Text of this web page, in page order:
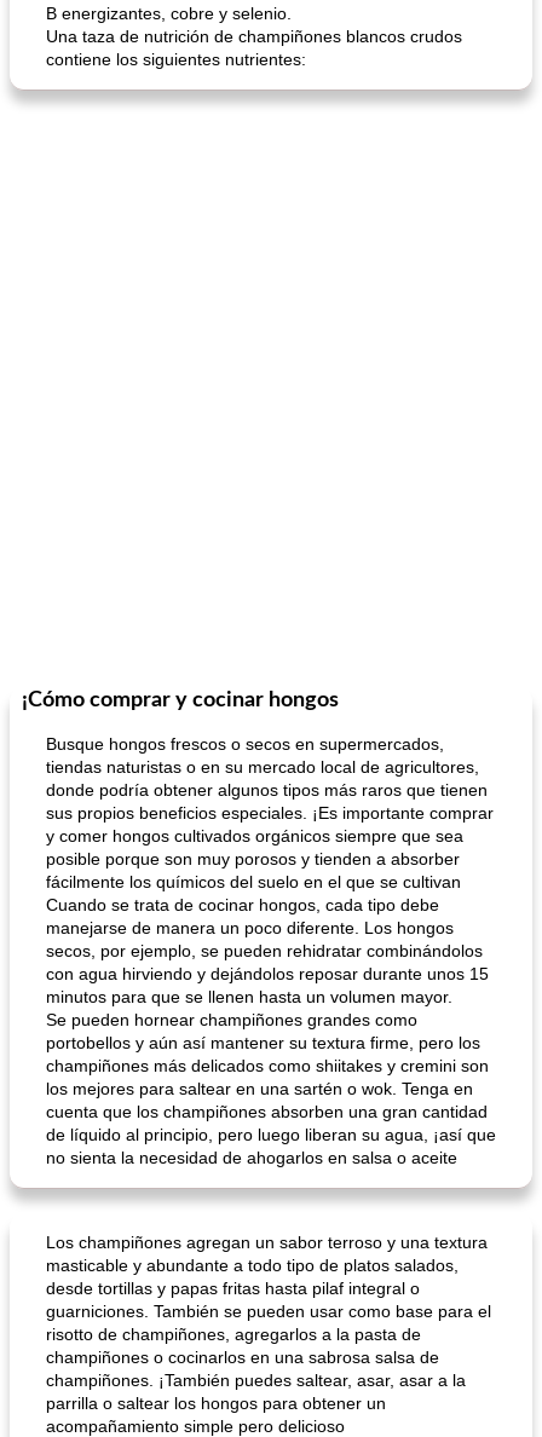
B energizantes, cobre y selenio.
Una taza de nutrición de champiñones blancos crudos
contiene los siguientes nutrientes:
¡Cómo comprar y cocinar hongos
Busque hongos frescos o secos en supermercados,
tiendas naturistas o en su mercado local de agricultores,
donde podría obtener algunos tipos más raros que tienen
sus propios beneficios especiales. ¡Es importante comprar
y comer hongos cultivados orgánicos siempre que sea
posible porque son muy porosos y tienden a absorber
fácilmente los químicos del suelo en el que se cultivan
Cuando se trata de cocinar hongos, cada tipo debe
manejarse de manera un poco diferente. Los hongos
secos, por ejemplo, se pueden rehidratar combinándolos
con agua hirviendo y dejándolos reposar durante unos 15
minutos para que se llenen hasta un volumen mayor.
Se pueden hornear champiñones grandes como
portobellos y aún así mantener su textura firme, pero los
champiñones más delicados como shiitakes y cremini son
los mejores para saltear en una sartén o wok. Tenga en
cuenta que los champiñones absorben una gran cantidad
de líquido al principio, pero luego liberan su agua, ¡así que
no sienta la necesidad de ahogarlos en salsa o aceite
Los champiñones agregan un sabor terroso y una textura
masticable y abundante a todo tipo de platos salados,
desde tortillas y papas fritas hasta pilaf integral o
guarniciones. También se pueden usar como base para el
risotto de champiñones, agregarlos a la pasta de
champiñones o cocinarlos en una sabrosa salsa de
champiñones. ¡También puedes saltear, asar, asar a la
parrilla o saltear los hongos para obtener un
acompañamiento simple pero delicioso